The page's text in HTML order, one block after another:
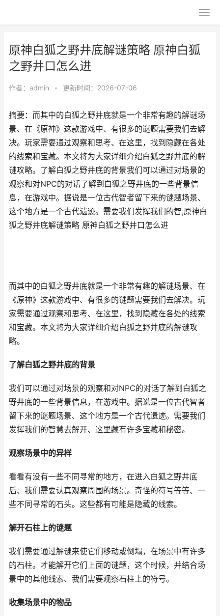
原神白狐之野井底解谜策略 原神白狐
之野井口怎么进
作者： admin • 更新时间：2026-07-06
摘要：而其中的白狐之野井底就是一个非常有趣的解谜场
景、在《原神》这款游戏中、有很多的谜题需要我们去解
决。玩家需要通过观察和思考、在这里，找到隐藏在各处
的线索和宝藏。本文将为大家详细介绍白狐之野井底的解
谜攻略。了解白狐之野井底的背景我们可以通过对场景的
观察和对NPC的对话了解到白狐之野井底的一些背景信
息，在游戏中。据说是一位古代智者留下来的谜题场景、
这个地方是一个古代遗迹。需要我们发挥我们的智,原神白
狐之野井底解谜策略 原神白狐之野井口怎么进
而其中的白狐之野井底就是一个非常有趣的解谜场景、在
《原神》这款游戏中、有很多的谜题需要我们去解决。玩
家需要通过观察和思考、在这里，找到隐藏在各处的线索
和宝藏。本文将为大家详细介绍白狐之野井底的解谜攻
略。
了解白狐之野井底的背景
我们可以通过对场景的观察和对NPC的对话了解到白狐之
野井底的一些背景信息，在游戏中。据说是一位古代智者
留下来的谜题场景、这个地方是一个古代遗迹。需要我们
发挥我们的智慧去解开、这里藏有许多宝藏和秘密。
观察场景中的异样
看看有没有一些不同寻常的地方，在进入白狐之野井底
后、我们需要认真观察周围的场景。奇怪的符号等等、一
些不同寻常的石头。这些都有可能是隐藏的线索。
解开石柱上的谜题
我们需要通过解谜来使它们移动或倒塌，在场景中有许多
的石柱。才能解开它们上面的谜题，这个时候，并结合场
景中的其他线索、我们需要观察石柱上的符号。
收集场景中的物品